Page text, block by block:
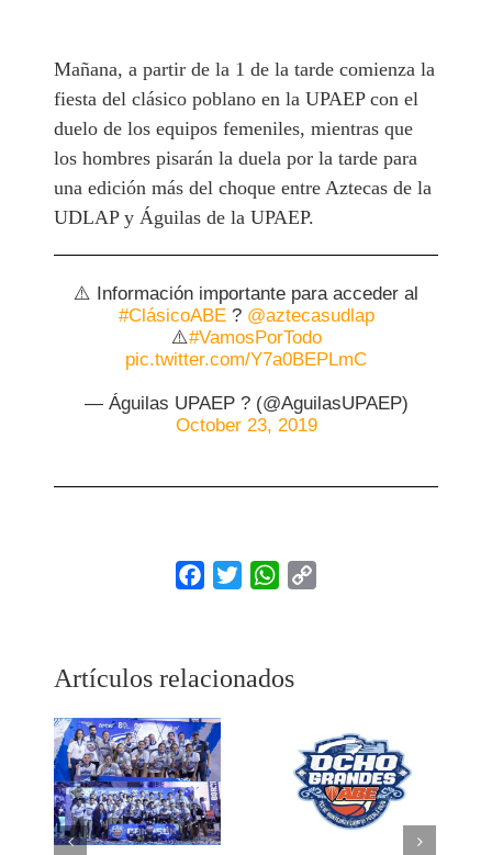
Mañana, a partir de la 1 de la tarde comienza la
fiesta del clásico poblano en la UPAEP con el
duelo de los equipos femeniles, mientras que
los hombres pisarán la duela por la tarde para
una edición más del choque entre Aztecas de la
UDLAP y Águilas de la UPAEP.
⚠️ Información importante para acceder al
#ClásicoABE? @aztecasudlap
⚠️#VamosPorTodo
pic.twitter.com/Y7a0BEPLmC
— Águilas UPAEP ? (@AguilasUPAEP)
October 23, 2019
Facebook
Twitter WhatsApp
Artículos relacionados